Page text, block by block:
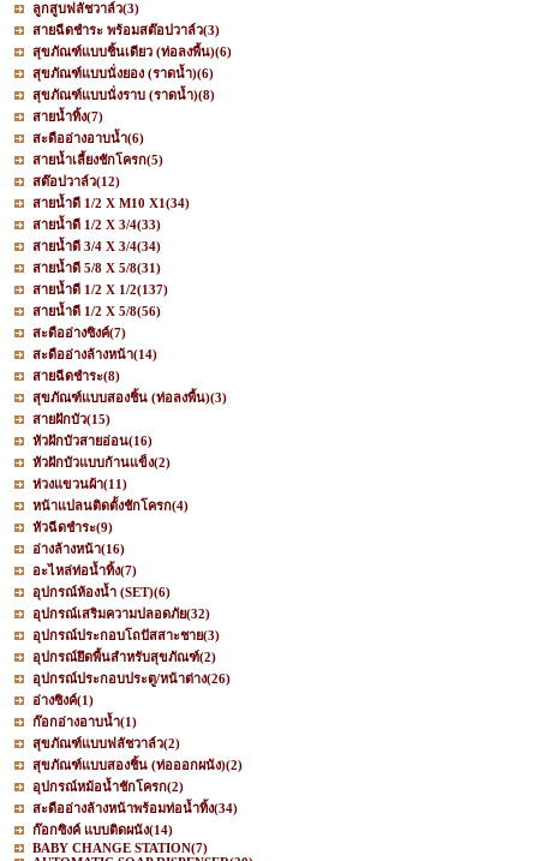
ลูกสูบฟลัชวาล์ว(3)
สายฉีดชำระ พร้อมสต๊อปวาล์ว(3)
สุขภัณฑ์แบบชิ้นเดียว (ท่อลงพื้น)(6)
สุขภัณฑ์แบบนั่งยอง (ราดน้ำ)(6)
สุขภัณฑ์แบบนั่งราบ (ราดน้ำ)(8)
สายน้ำทิ้ง(7)
สะดืออ่างอาบน้ำ(6)
สายน้ำเลี้ยงชักโครก(5)
สต๊อปวาล์ว(12)
สายน้ำดี 1/2 X M10 X1(34)
สายน้ำดี 1/2 X 3/4(33)
สายน้ำดี 3/4 X 3/4(34)
สายน้ำดี 5/8 X 5/8(31)
สายน้ำดี 1/2 X 1/2(137)
สายน้ำดี 1/2 X 5/8(56)
สะดืออ่างซิงค์(7)
สะดืออ่างล้างหน้า(14)
สายฉีดชำระ(8)
สุขภัณฑ์แบบสองชิ้น (ท่อลงพื้น)(3)
สายฝักบัว(15)
หัวฝักบัวสายอ่อน(16)
หัวฝักบัวแบบก้านแข็ง(2)
ห่วงแขวนผ้า(11)
หน้าแปลนติดตั้งชักโครก(4)
หัวฉีดชำระ(9)
อ่างล้างหน้า(16)
อะไหล่ท่อน้ำทิ้ง(7)
อุปกรณ์ห้องน้ำ (SET)(6)
อุปกรณ์เสริมความปลอดภัย(32)
อุปกรณ์ประกอบโถปัสสาะชาย(3)
อุปกรณ์ยึดพื้นสำหรับสุขภัณฑ์(2)
อุปกรณ์ประกอบประตู/หน้าต่าง(26)
อ่างซิงค์(1)
ก๊อกอ่างอาบน้ำ(1)
สุขภัณฑ์แบบฟลัชวาล์ว(2)
สุขภัณฑ์แบบสองชิ้น (ท่อออกผนัง)(2)
อุปกรณ์หม้อน้ำชักโครก(2)
สะดืออ่างล้างหน้าพร้อมท่อน้ำทิ้ง(34)
ก๊อกซิงค์ แบบติดผนัง(14)
BABY CHANGE STATION(7)